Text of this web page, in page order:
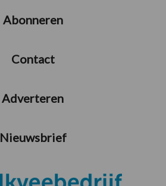
Abonneren
Contact
Adverteren
Nieuwsbrief